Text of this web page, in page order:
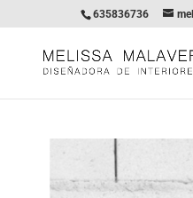
635836736